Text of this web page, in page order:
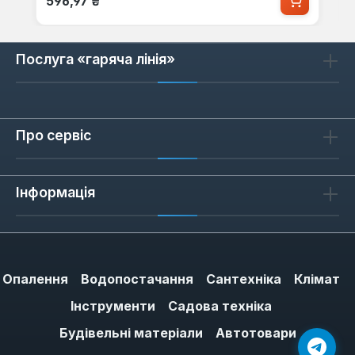
Послуга «гаряча лінія»
Про сервіс
Інформація
Опалення Водопостачання Сантехніка
Клімат
Інструменти
Садова техніка
Будівельні матеріали
Автотовари